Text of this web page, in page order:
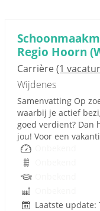
Regio Hoorn
Carrière(1
Wijdenes
Samenvatting Op
waarbij je actief
goed verdient? Dan
jou! Voor een
Laatste update: